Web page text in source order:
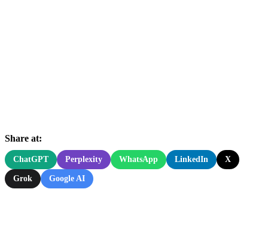
Share at:
ChatGPT Perplexity WhatsApp LinkedIn X
Grok Google AI